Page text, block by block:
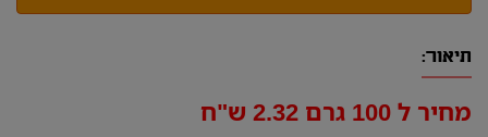
תיאור:
מחיר ל 100 גרם 2.32 ש"ח